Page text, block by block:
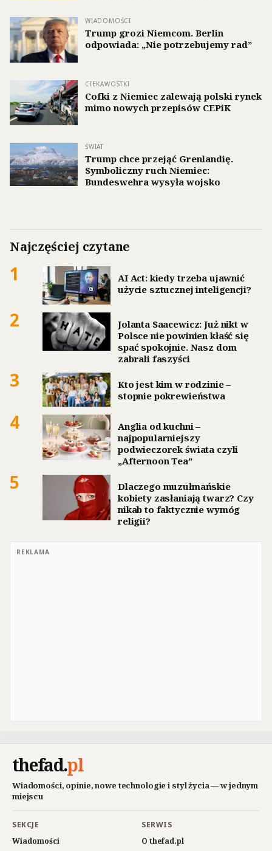
WIADOMOŚCI
Trump grozi Niemcom. Berlin
odpowiada: „Nie potrzebujemy rad”
CIEKAWOSTKI
Cofki z Niemiec zalewają polski rynek
mimo nowych przepisów CEPiK
ŚWIAT
Trump chce przejąć Grenlandię.
Symboliczny ruch Niemiec:
Bundeswehra wysyła wojsko
Najczęściej czytane
1
AI Act: kiedy trzeba ujawnić
użycie sztucznej inteligencji?
2
Jolanta Saacewicz: Już nikt w
Polsce nie powinien kłaść się
spać spokojnie. Nasz dom
zabrali faszyści
3
Kto jest kim w rodzinie –
stopnie pokrewieństwa
4
Anglia od kuchni –
najpopularniejszy
podwieczorek świata czyli
„Afternoon Tea”
5
Dlaczego muzułmańskie
kobiety zasłaniają twarz? Czy
nikab to faktycznie wymóg
religii?
REKLAMA
thefad.pl
Wiadomości, opinie, nowe technologie i styl życia — w jednym
miejscu
SEKCJE
Wiadomości
SERWIS
O thefad.pl